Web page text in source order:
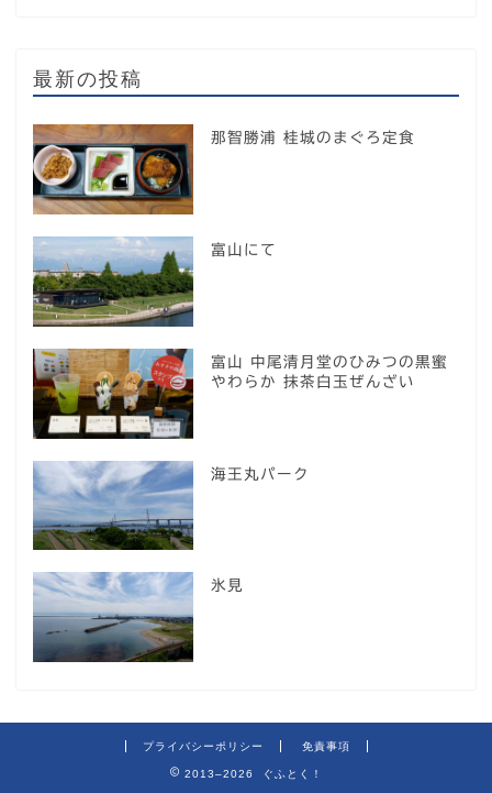
最新の投稿
那智勝浦 桂城のまぐろ定食
富山にて
富山 中尾清月堂のひみつの黒蜜
やわらか 抹茶白玉ぜんざい
海王丸パーク
氷見
プライバシーポリシー 免責事項
2013–2026 ぐふとく！